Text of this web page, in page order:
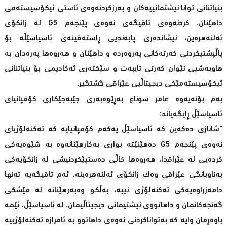
بنیاتنانی توانا نیشتمانییەکان و بەرزکردنەوەی ئاستی ئیکۆسیستەمی
داهێنان. کردنەوەی تاقیگەی نەوەی پێنجەم G5 لە زانکۆی
ئەلنەهرەین، نیشاندەری پابەندیی ڕاستەقینەی ئاسیاسێڵە بۆ
پاڵپشتیکردنی کەرتەکانی پەروەردە و داهێنان و هەروەها پەرەدان بە
هاوبەشیی نێوان کەرتی تایبەت و سێکتەری ئەکادیمی بۆ بنیاتنانی
ئیکۆسیستەمێکی دیجیتاڵیی عێراقی گشتگیر.
بەم بۆنەیەوە عامر سوناع بەڕێوەبەری جێبەجێکاری کۆمپانیای
ئاسیاسێڵ ڕایگەیاند:
"شانازی دەکەین کە ئاسیاسێڵ یەکەم کۆمپانیایە کە تەکنەلۆژیای
نەوەی پێنجەم G5 دەهێنێتە بواری بەکارهێنانەوە بە شێوەیەکی
کردەیی لە عێراقدا، هەروەها خاڵی دەستپێکردنیشی لە زانکۆیەکی
بەناوبانگی عێراقی وەک زانکۆی ئەلنەهرەینە. ئەم تاقیگەیە تەنها
دامەزراوەیەکی تەکنەلۆژی نییە، بەڵکو وەبەرهێنانە لە مێشکی
گەنجەکانمان و داهاتووی نیشتیمانی دیجیتاڵیمان. لە ئاسیاسێڵ، ئێمە
باوەڕمان وایە کە بەتواناکردنی نەوەی داهاتوو بە ئامرازە تەکنەلۆژییە